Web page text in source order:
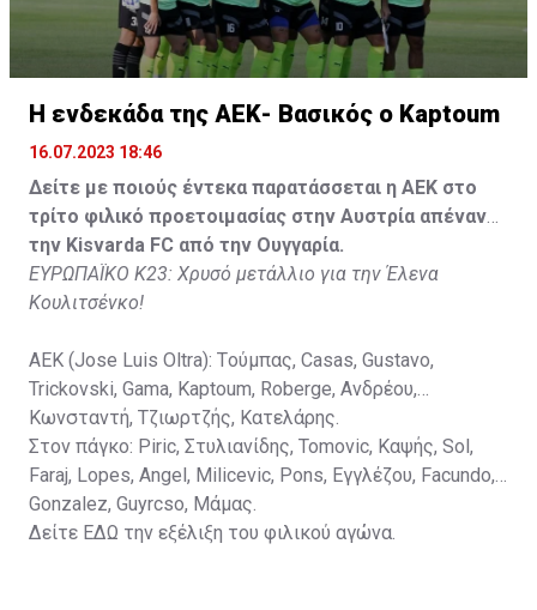
Gonzalez, Guyrcso, Μάμας.
Κisvarda FC (Milos Kruscic): Kovacs, Navratil, Raul, Szor,
Lippai, Alic, Kormendi, Makowski, Czekus, Ilievski,
Στον πάγκο: Petkovic, Cipetic, Kovasic, Jovicic, Szeles,
Vida, Otvos, Lucas, Camas, Mesanovic.
H ενδεκάδα της ΑΕΚ- Βασικός ο Kaptoum
16.07.2023 18:46
Δείτε με ποιούς έντεκα παρατάσσεται η ΑΕΚ στο
τρίτο φιλικό προετοιμασίας στην Αυστρία απέναντι
την Kisvarda FC από την Ουγγαρία.
ΕΥΡΩΠΑΪΚΟ Κ23: Χρυσό μετάλλιο για την Έλενα
Κουλιτσένκο!
ΑΕΚ (Jose Luis Oltra): Tούμπας, Casas, Gustavo,
Trickovski, Gama, Κaptoum, Roberge, Aνδρέου,
Κωνσταντή, Τζιωρτζής, Κατελάρης.
Στον πάγκο: Piric, Στυλιανίδης, Tomovic, Καψής, Sol,
Faraj, Lopes, Angel, Milicevic, Pons, Εγγλέζου, Facundo,
Gonzalez, Guyrcso, Μάμας.
Δείτε ΕΔΩ την εξέλιξη του φιλικού αγώνα.